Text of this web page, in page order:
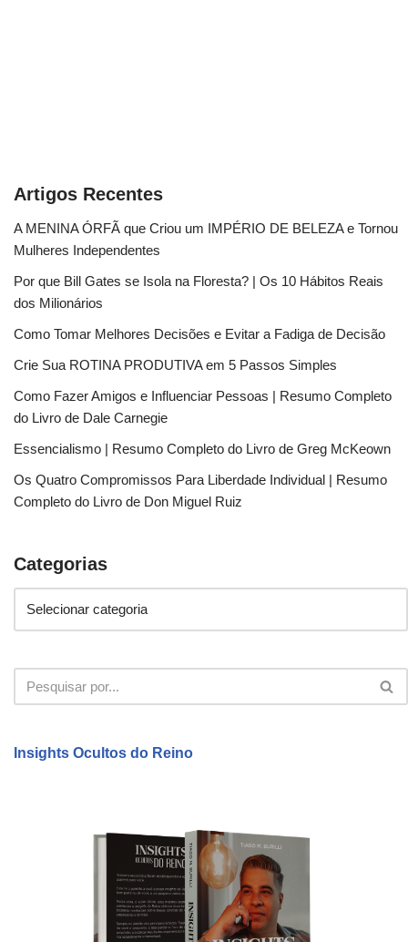
Artigos Recentes
A MENINA ÓRFÃ que Criou um IMPÉRIO DE BELEZA e Tornou
Mulheres Independentes
Por que Bill Gates se Isola na Floresta? | Os 10 Hábitos Reais
dos Milionários
Como Tomar Melhores Decisões e Evitar a Fadiga de Decisão
Crie Sua ROTINA PRODUTIVA em 5 Passos Simples
Como Fazer Amigos e Influenciar Pessoas | Resumo Completo
do Livro de Dale Carnegie
Essencialismo | Resumo Completo do Livro de Greg McKeown
Os Quatro Compromissos Para Liberdade Individual | Resumo
Completo do Livro de Don Miguel Ruiz
Categorias
Insights Ocultos do Reino